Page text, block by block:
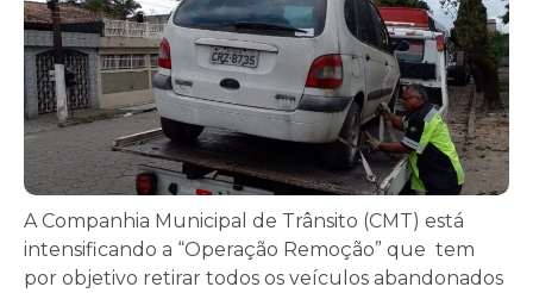
A Companhia Municipal de Trânsito (CMT) está
intensificando a “Operação Remoção” que tem
por objetivo retirar todos os veículos abandonados